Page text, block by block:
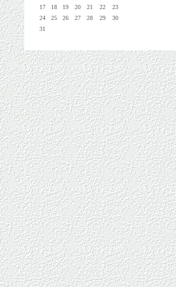
17
18 19 20 21 22
23
24
25 26 27 28 29
30
31